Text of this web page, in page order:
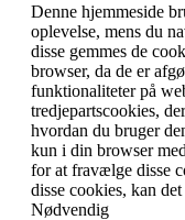
Denne hjemmeside
oplevelse, mens du
disse gemmes de
browser, da de er
funktionaliteter på
tredjepartscookies,
hvordan du bruger
kun i din browser
for at fravælge disse
disse cookies, kan
Nødvendig